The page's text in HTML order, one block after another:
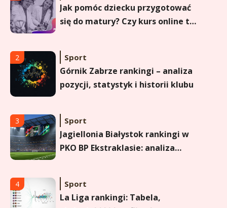
Jak pomóc dziecku przygotować
się do matury? Czy kurs online to
maturzysty?
2 Sport
Górnik Zabrze rankingi – analiza
pozycji, statystyk i historii klubu
3 Sport
Jagiellonia Białystok rankingi w
PKO BP Ekstraklasie: analiza
4 Sport
La Liga rankingi: Tabela,